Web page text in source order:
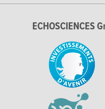
ECHOSCIENCES